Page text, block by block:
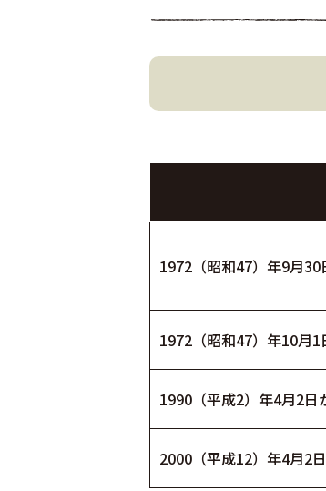
1972（昭和47）年9月
1972（昭和47）年10月
1990（平成2）年4月2
2000（平成12）年4月2